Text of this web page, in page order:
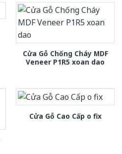
Cửa Gỗ Chống Cháy MDF
Veneer P1R5 xoan dao
Cửa Gỗ Cao Cấp o fix